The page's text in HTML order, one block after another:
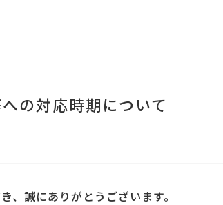
の対応時期について
誠にありがとうございます。